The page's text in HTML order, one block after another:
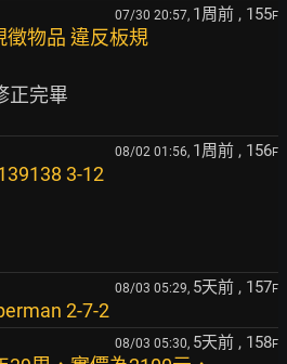
07/30 20:57, 1周前 , 155F
徵物品 違反板規
08/02 01:56, 1周前 , 156F
3-12
08/03 05:29, 5天前 , 157F
2-7-2
08/03 05:30, 5天前 , 158F